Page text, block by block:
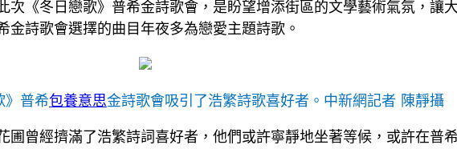
《冬日戀歌》普希金詩歌會，是盼望增添街區的文學藝術氣氛，讓
詩歌會選擇的曲目年夜多為戀愛主題詩歌。
》普希包養意思金詩歌會吸引了浩繁詩歌喜好者。中新網記者 陳靜攝
圃曾經擠滿了浩繁詩詞喜好者，他們或許寧靜地坐著等候，或許在普